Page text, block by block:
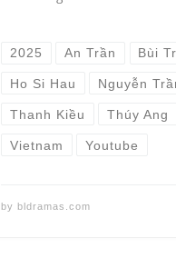
2025 An Trần Bùi
Ho Si Hau Nguyễn
Thanh Kiều Thúy Ang
Vietnam Youtube
by bldramas.com